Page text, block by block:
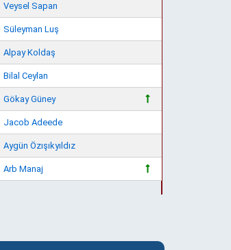
Veysel Sapan
Süleyman Luş
Alpay Koldaş
Bilal Ceylan
Gökay Güney
Jacob Adeede
Aygün Özışıkyıldız
Arb Manaj